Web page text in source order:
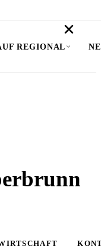
REGIONAL